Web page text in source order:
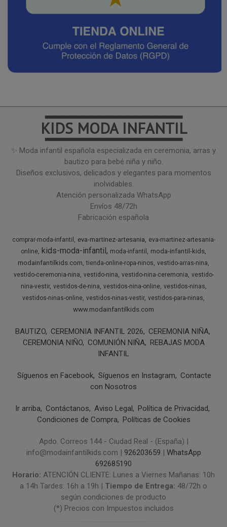
━━━━━━━━━━━━━━━
KIDS MODA INFANTIL
━━━━━━━━━━━━━━━
✨ Moda infantil española especializada en ceremonia, arras y
bautizo para bebé niña y niño.
Diseños exclusivos, delicados y elegantes para momentos
inolvidables.
Atención personalizada WhatsApp
Envíos 48/72h
Fabricación española
comprar-moda-infantil eva-martinez-artesania
eva-martinez-artesania-
online kids-moda-infantil moda-infantil
moda-infantil-kids
modainfantilkids.com tienda-online-ropa-ninos vestido-arras-nina
vestido-ceremonia-nina vestido-nina vestido-nina-ceremonia vestido-
nina-vestir vestidos-de-nina vestidos-nina-online vestidos-ninas
vestidos-ninas-online vestidos-ninas-vestir vestidos-para-ninas
www.modainfantilkids.com
BAUTIZO CEREMONIA INFANTIL 2026
CEREMONIA NIÑA
CEREMONIA NIÑO COMUNIÓN NIÑA REBAJAS MODA
INFANTIL
Síguenos en Facebook Síguenos en Instagram
Contacte
con Nosotros
Ir arriba Contáctanos Aviso Legal
Política de Privacidad
Condiciones de Compra
Políticas de Cookies
Apdo. Correos 144 - Ciudad Real - (España) |
info@modainfantilkids.com | 926203659 | WhatsApp
692685190
Horario: ATENCIÓN CLIENTE: Lunes a Viernes Mañanas: 10h
a 14h Tardes: 16h a 19h | Tiempo de Entrega: 48/72h o
según condiciones de producto
(*) Precios con Impuestos incluidos